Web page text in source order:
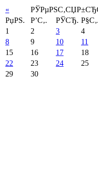
«
РџРЅ.
Р’С‚. РЎСЂ. Р§С‚.
1
2 3 4
8
9 10 11
15
16 17 18
22
23 24 25
29
30